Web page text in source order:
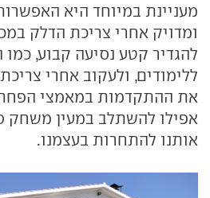
מעניינת במיוחד היא
ומדויק אחרי צריכת הדלק
להגדיר קטע נסיעה קבוע, כמו
ללימודים, ולעקוב אחרי
את ההתקדמות במאמצי
אפילו להשתלב במעין משחק
אותנו להתחרות בעצמנו.